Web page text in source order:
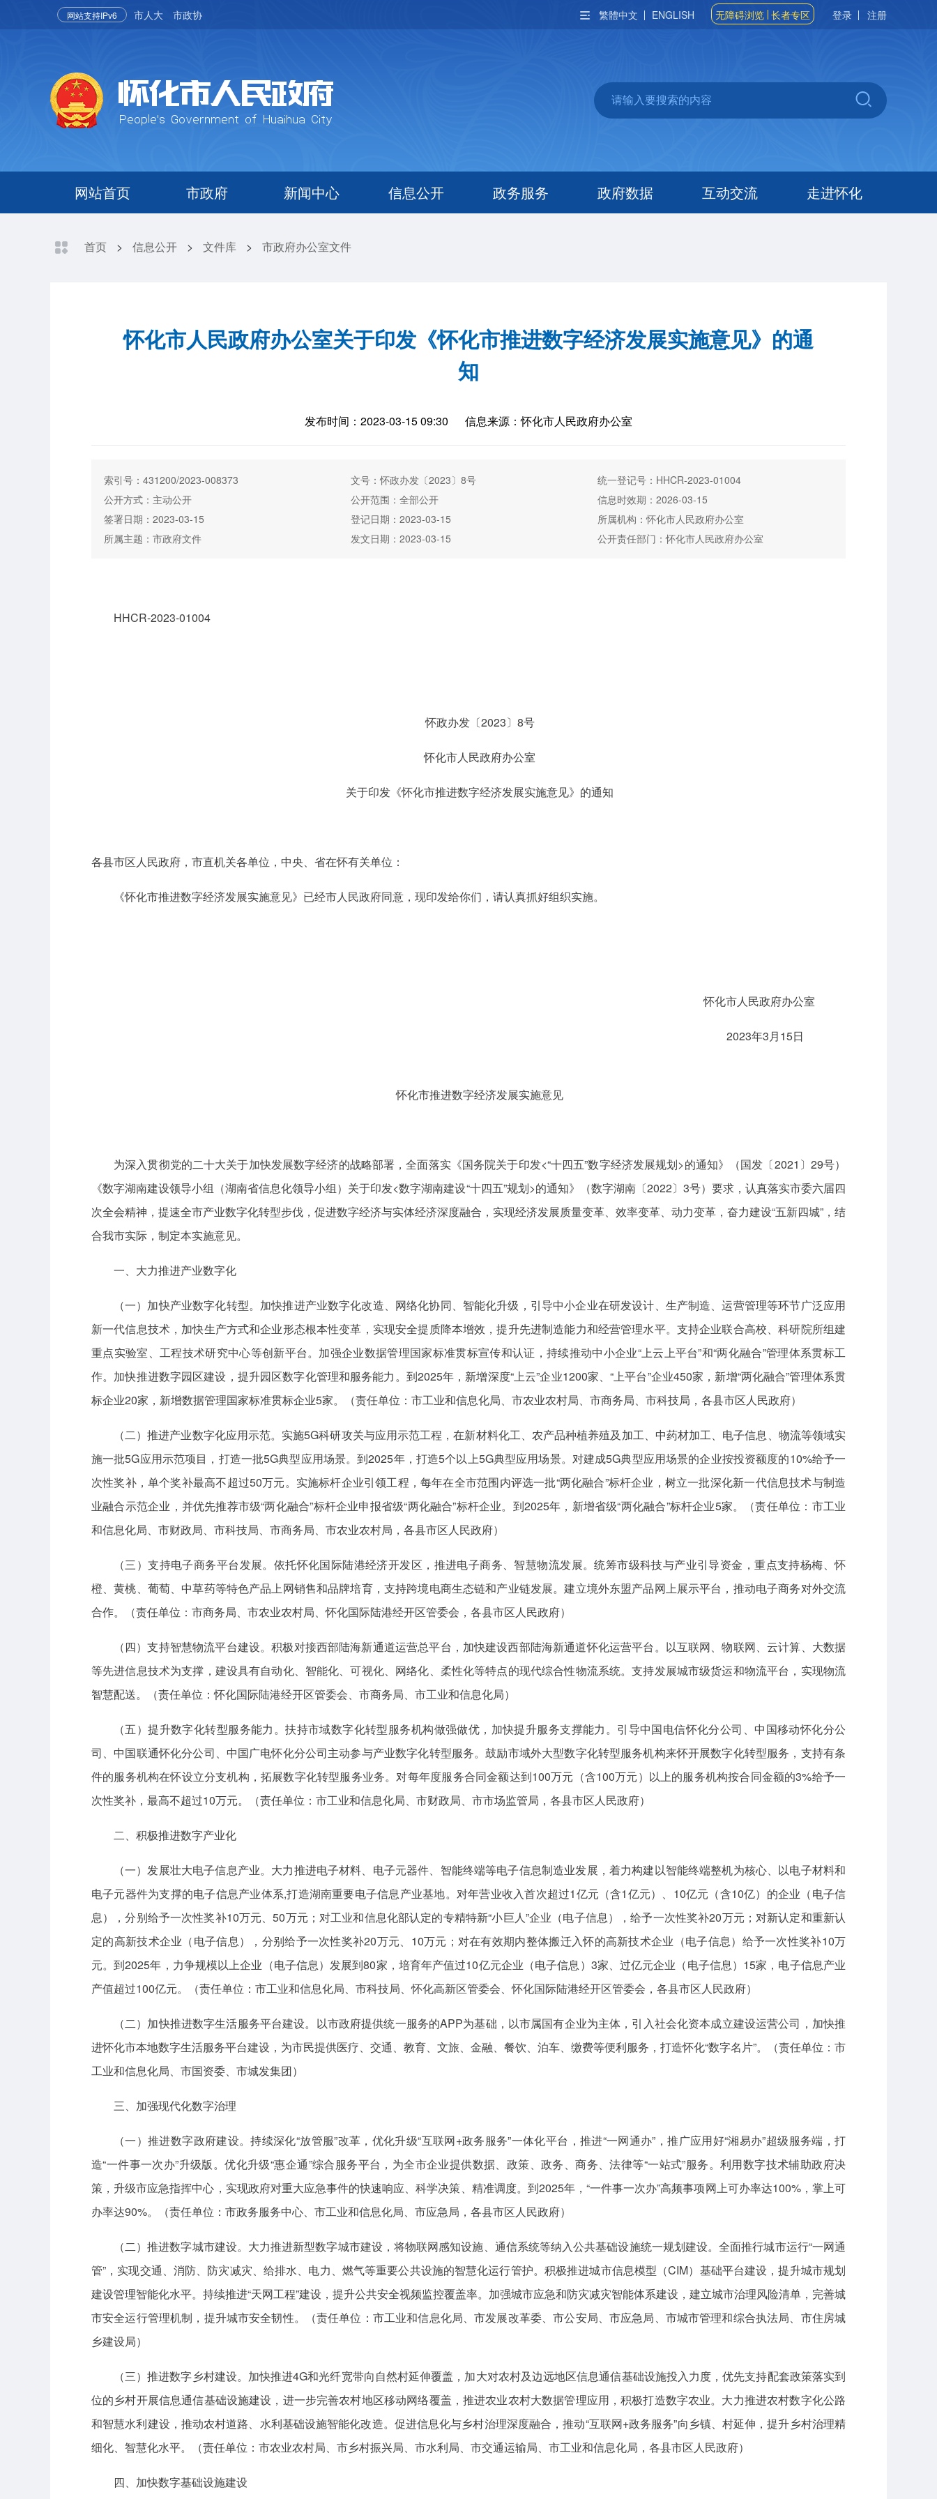
网站支持IPv6 市人大 市政协 繁體中文 ENGLISH 无障碍浏览 长者专区 登录 注册
网站首页 市政府 新闻中心 信息公开 政务服务 政府数据 互动交流 走进怀化
首页 > 信息公开 > 文件库 > 市政府办公室文件
怀化市人民政府办公室关于印发《怀化市推进数字经济发展实施意见》的通
知
发布时间：2023-03-15 09:30 信息来源：怀化市人民政府办公室
索引号：431200/2023-008373 文号：怀政办发〔2023〕8号
统一登记号：HHCR-2023-01004
公开方式：主动公开
公开范围：全部公开
信息时效期：2026-03-15
签署日期：2023-03-15
登记日期：2023-03-15
所属机构：怀化市人民政府办公室
所属主题：市政府文件
发文日期：2023-03-15 公开责任部门：怀化市人民政府办公室
HHCR-2023-01004
怀政办发〔2023〕8号
怀化市人民政府办公室
关于印发《怀化市推进数字经济发展实施意见》的通知
各县市区人民政府，市直机关各单位，中央、省在怀有关单位：
《怀化市推进数字经济发展实施意见》已经市人民政府同意，现印发给你们，请认真抓好组织实施。
怀化市人民政府办公室
2023年3月15日
怀化市推进数字经济发展实施意见
为深入贯彻党的二十大关于加快发展数字经济的战略部署，全面落实《国务院关于印发<“十四五”数字经济发展规划>的通知》（国发〔2021〕29号）
《数字湖南建设领导小组（湖南省信息化领导小组）关于印发<数字湖南建设“十四五”规划>的通知》（数字湖南〔2022〕3号）要求，认真落实市委六届四
次全会精神，提速全市产业数字化转型步伐，促进数字经济与实体经济深度融合，实现经济发展质量变革、效率变革、动力变革，奋力建设“五新四城”，结
合我市实际，制定本实施意见。
一、大力推进产业数字化
（一）加快产业数字化转型。加快推进产业数字化改造、网络化协同、智能化升级，引导中小企业在研发设计、生产制造、运营管理等环节广泛应用
新一代信息技术，加快生产方式和企业形态根本性变革，实现安全提质降本增效，提升先进制造能力和经营管理水平。支持企业联合高校、科研院所组建
重点实验室、工程技术研究中心等创新平台。加强企业数据管理国家标准贯标宣传和认证，持续推动中小企业“上云上平台”和“两化融合”管理体系贯标工
作。加快推进数字园区建设，提升园区数字化管理和服务能力。到2025年，新增深度“上云”企业1200家、“上平台”企业450家，新增“两化融合”管理体系贯
标企业20家，新增数据管理国家标准贯标企业5家。（责任单位：市工业和信息化局、市农业农村局、市商务局、市科技局，各县市区人民政府）
（二）推进产业数字化应用示范。实施5G科研攻关与应用示范工程，在新材料化工、农产品种植养殖及加工、中药材加工、电子信息、物流等领域实
施一批5G应用示范项目，打造一批5G典型应用场景。到2025年，打造5个以上5G典型应用场景。对建成5G典型应用场景的企业按投资额度的10%给予一
次性奖补，单个奖补最高不超过50万元。实施标杆企业引领工程，每年在全市范围内评选一批“两化融合”标杆企业，树立一批深化新一代信息技术与制造
业融合示范企业，并优先推荐市级“两化融合”标杆企业申报省级“两化融合”标杆企业。到2025年，新增省级“两化融合”标杆企业5家。（责任单位：市工业
和信息化局、市财政局、市科技局、市商务局、市农业农村局，各县市区人民政府）
（三）支持电子商务平台发展。依托怀化国际陆港经济开发区，推进电子商务、智慧物流发展。统筹市级科技与产业引导资金，重点支持杨梅、怀
橙、黄桃、葡萄、中草药等特色产品上网销售和品牌培育，支持跨境电商生态链和产业链发展。建立境外东盟产品网上展示平台，推动电子商务对外交流
合作。（责任单位：市商务局、市农业农村局、怀化国际陆港经开区管委会，各县市区人民政府）
（四）支持智慧物流平台建设。积极对接西部陆海新通道运营总平台，加快建设西部陆海新通道怀化运营平台。以互联网、物联网、云计算、大数据
等先进信息技术为支撑，建设具有自动化、智能化、可视化、网络化、柔性化等特点的现代综合性物流系统。支持发展城市级货运和物流平台，实现物流
智慧配送。（责任单位：怀化国际陆港经开区管委会、市商务局、市工业和信息化局）
（五）提升数字化转型服务能力。扶持市域数字化转型服务机构做强做优，加快提升服务支撑能力。引导中国电信怀化分公司、中国移动怀化分公
司、中国联通怀化分公司、中国广电怀化分公司主动参与产业数字化转型服务。鼓励市域外大型数字化转型服务机构来怀开展数字化转型服务，支持有条
件的服务机构在怀设立分支机构，拓展数字化转型服务业务。对每年度服务合同金额达到100万元（含100万元）以上的服务机构按合同金额的3%给予一
次性奖补，最高不超过10万元。（责任单位：市工业和信息化局、市财政局、市市场监管局，各县市区人民政府）
二、积极推进数字产业化
（一）发展壮大电子信息产业。大力推进电子材料、电子元器件、智能终端等电子信息制造业发展，着力构建以智能终端整机为核心、以电子材料和
电子元器件为支撑的电子信息产业体系,打造湖南重要电子信息产业基地。对年营业收入首次超过1亿元（含1亿元）、10亿元（含10亿）的企业（电子信
息），分别给予一次性奖补10万元、50万元；对工业和信息化部认定的专精特新“小巨人”企业（电子信息），给予一次性奖补20万元；对新认定和重新认
定的高新技术企业（电子信息），分别给予一次性奖补20万元、10万元；对在有效期内整体搬迁入怀的高新技术企业（电子信息）给予一次性奖补10万
元。到2025年，力争规模以上企业（电子信息）发展到80家，培育年产值过10亿元企业（电子信息）3家、过亿元企业（电子信息）15家，电子信息产业
产值超过100亿元。（责任单位：市工业和信息化局、市科技局、怀化高新区管委会、怀化国际陆港经开区管委会，各县市区人民政府）
（二）加快推进数字生活服务平台建设。以市政府提供统一服务的APP为基础，以市属国有企业为主体，引入社会化资本成立建设运营公司，加快推
进怀化市本地数字生活服务平台建设，为市民提供医疗、交通、教育、文旅、金融、餐饮、泊车、缴费等便利服务，打造怀化“数字名片”。（责任单位：市
工业和信息化局、市国资委、市城发集团）
三、加强现代化数字治理
（一）推进数字政府建设。持续深化“放管服”改革，优化升级“互联网+政务服务”一体化平台，推进“一网通办”，推广应用好“湘易办”超级服务端，打
造“一件事一次办”升级版。优化升级“惠企通”综合服务平台，为全市企业提供数据、政策、政务、商务、法律等“一站式”服务。利用数字技术辅助政府决
策，升级市应急指挥中心，实现政府对重大应急事件的快速响应、科学决策、精准调度。到2025年，“一件事一次办”高频事项网上可办率达100%，掌上可
办率达90%。（责任单位：市政务服务中心、市工业和信息化局、市应急局，各县市区人民政府）
（二）推进数字城市建设。大力推进新型数字城市建设，将物联网感知设施、通信系统等纳入公共基础设施统一规划建设。全面推行城市运行“一网通
管”，实现交通、消防、防灾减灾、给排水、电力、燃气等重要公共设施的智慧化运行管护。积极推进城市信息模型（CIM）基础平台建设，提升城市规划
建设管理智能化水平。持续推进“天网工程”建设，提升公共安全视频监控覆盖率。加强城市应急和防灾减灾智能体系建设，建立城市治理风险清单，完善城
市安全运行管理机制，提升城市安全韧性。（责任单位：市工业和信息化局、市发展改革委、市公安局、市应急局、市城市管理和综合执法局、市住房城
乡建设局）
（三）推进数字乡村建设。加快推进4G和光纤宽带向自然村延伸覆盖，加大对农村及边远地区信息通信基础设施投入力度，优先支持配套政策落实到
位的乡村开展信息通信基础设施建设，进一步完善农村地区移动网络覆盖，推进农业农村大数据管理应用，积极打造数字农业。大力推进农村数字化公路
和智慧水利建设，推动农村道路、水利基础设施智能化改造。促进信息化与乡村治理深度融合，推动“互联网+政务服务”向乡镇、村延伸，提升乡村治理精
细化、智慧化水平。（责任单位：市农业农村局、市乡村振兴局、市水利局、市交通运输局、市工业和信息化局，各县市区人民政府）
四、加快数字基础设施建设